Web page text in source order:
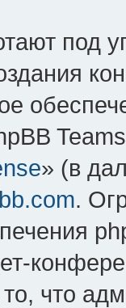
под
» (в
.
то, что